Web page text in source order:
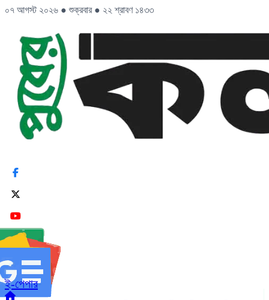
০৭ আগস্ট ২০২৬ ● শুক্রবার ● ২২ শ্রাবণ ১৪৩৩
ই-পেপার